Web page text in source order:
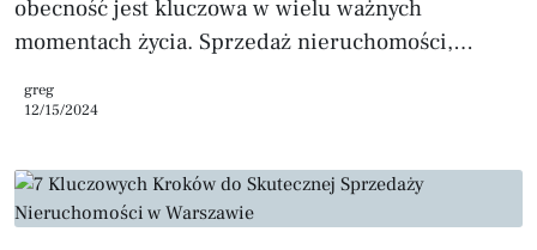
obecność jest kluczowa w wielu ważnych
momentach życia. Sprzedaż nieruchomości,
wszystkie te działania wymagają profesjonalnej
jakie czynności wykonuje notariusz, jak wygląda
współpraca z nim i dlaczego warto skorzystać z
greg
12/15/2024